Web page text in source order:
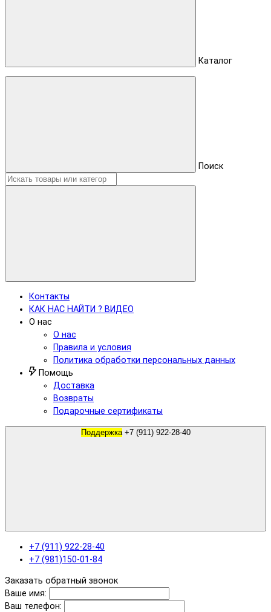
Каталог
Поиск
Контакты
КАК НАС НАЙТИ ? ВИДЕО
О нас
О нас
Правила и условия
Политика обработки персональных данных
Помощь
Доставка
Возвраты
Подарочные сертификаты
Поддержка +7 (911) 922-28-40
+7 (911) 922-28-40
+7 (981)150-01-84
Заказать обратный звонок
Ваше имя:
Ваш телефон: